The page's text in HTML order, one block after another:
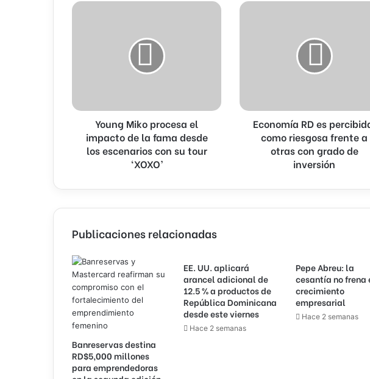
Young
desde
escenarios
Young Miko procesa el
impacto de la fama desde
los escenarios con su tour
‘XOXO’
Economía
otras
Economía RD es
como riesgosa frente a
otras con grado de
inversión
Publicaciones relacionadas
Banreservas destina
RD$5,000 millones
para emprendedoras
EE. UU. aplicará
arancel adicional de
12.5 % a productos de
República Dominicana
desde este viernes
Hace 2 semanas
Pepe Abreu: la
cesantía no frena
crecimiento
empresarial
Hace 2 semanas